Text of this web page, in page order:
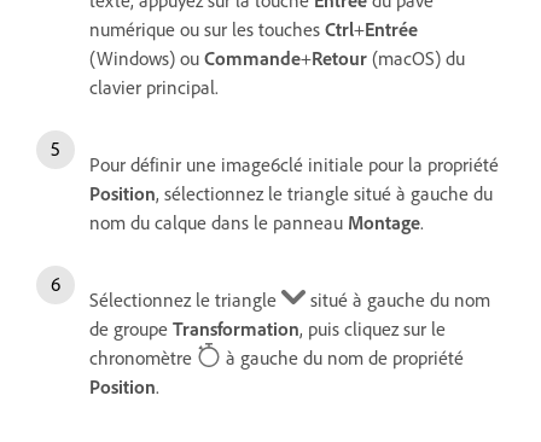
numérique ou sur les touches Ctrl+Entrée
(Windows) ou Commande+Retour (macOS) du
clavier principal.
Pour définir une image6clé initiale pour la propriété
Position, sélectionnez le triangle situé à gauche du
nom du calque dans le panneau Montage.
Sélectionnez le triangle
situé à gauche du nom
de groupe Transformation, puis cliquez sur le
chronomètre
à gauche du nom de propriété
Position.